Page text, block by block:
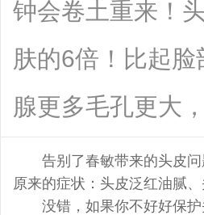
钟会卷土重来！
肤的6倍！比起
腺更多毛孔更大
告别了春敏带来的头皮
原来的症状：头皮泛红油腻
没错，如果你不好好保